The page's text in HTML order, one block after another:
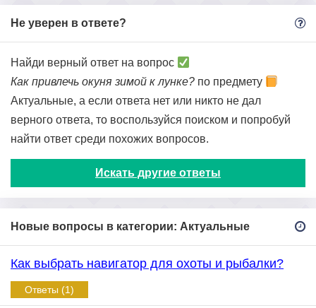
Не уверен в ответе?
Найди верный ответ на вопрос
Как привлечь окуня зимой к лунке? по предмету
Актуальные, а если ответа нет или никто не дал
верного ответа, то воспользуйся поиском и попробуй
найти ответ среди похожих вопросов.
Искать другие ответы
Новые вопросы в категории: Актуальные
Как выбрать навигатор для охоты и рыбалки?
Ответы (1)